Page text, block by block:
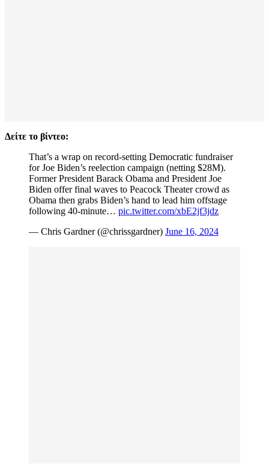
Δείτε το βίντεο:
That’s a wrap on record-setting Democratic fundraiser
for Joe Biden’s reelection campaign (netting $28M).
Former President Barack Obama and President Joe
Biden offer final waves to Peacock Theater crowd as
Obama then grabs Biden’s hand to lead him offstage
following 40-minute… pic.twitter.com/xbE2jf3jdz
— Chris Gardner (@chrissgardner) June 16, 2024